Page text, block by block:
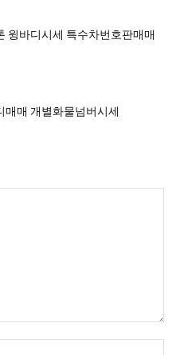
윙바디시세 특수차번호판매매
매매 개별화물넘버시세